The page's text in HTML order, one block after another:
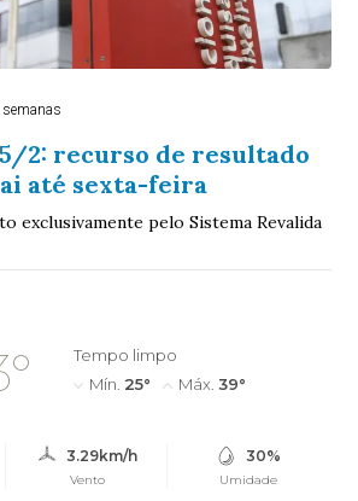
semanas
2: recurso de resultado
até sexta-feira
exclusivamente pelo Sistema Revalida
Tempo limpo
Mín. 25° Máx. 39°
3.29km/h
Vento
30%
Umidade